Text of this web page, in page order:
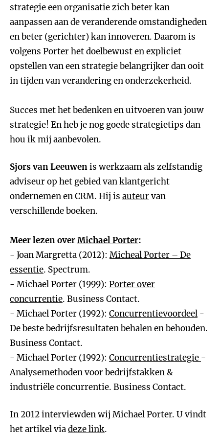
strategie een organisatie zich beter kan
aanpassen aan de veranderende omstandigheden
en beter (gerichter) kan innoveren. Daarom is
volgens Porter het doelbewust en expliciet
opstellen van een strategie belangrijker dan ooit
in tijden van verandering en onderzekerheid.
Succes met het bedenken en uitvoeren van jouw
strategie! En heb je nog goede strategietips dan
hou ik mij aanbevolen.
Sjors van Leeuwenis werkzaam als zelfstandig
adviseur op het gebied van klantgericht
ondernemen en CRM. Hij is auteurvan
verschillende boeken.
Meer lezen overMichael Porter:
- Joan Margretta (2012): Micheal Porter – De
essentie. Spectrum.
- Michael Porter (1999): Porter over
concurrentie. Business Contact.
- Michael Porter (1992): Concurrentievoordeel -
De beste bedrijfsresultaten behalen en behouden.
Business Contact.
- Michael Porter (1992): Concurrentiestrategie -
Analysemethoden voor bedrijfstakken &
industriële concurrentie. Business Contact.
In 2012 interviewden wij Michael Porter. U vindt
het artikel viadeze link.